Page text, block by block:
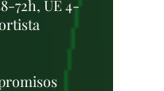
72h, UE 4-